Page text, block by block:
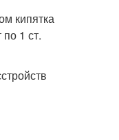
кипятка
1 ст.